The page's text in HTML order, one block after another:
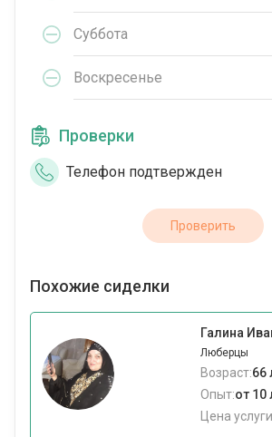
Суббота
Воскресенье
Проверки
Телефон подтвержден
Проверить
Похожие сиделки
Галина
Люберцы
Возраст:66
Опыт:от 10
Цена